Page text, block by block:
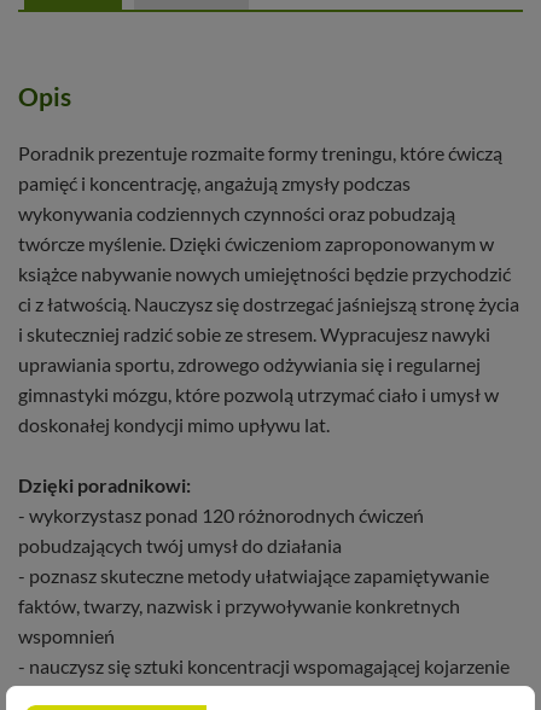
Opis
Poradnik prezentuje rozmaite formy treningu, które ćwiczą
pamięć i koncentrację, angażują zmysły podczas
wykonywania codziennych czynności oraz pobudzają
twórcze myślenie. Dzięki ćwiczeniom zaproponowanym w
książce nabywanie nowych umiejętności będzie przychodzić
ci z łatwością. Nauczysz się dostrzegać jaśniejszą stronę życia
i skuteczniej radzić sobie ze stresem. Wypracujesz nawyki
uprawiania sportu, zdrowego odżywiania się i regularnej
gimnastyki mózgu, które pozwolą utrzymać ciało i umysł w
doskonałej kondycji mimo upływu lat.
Dzięki poradnikowi:
- wykorzystasz ponad 120 różnorodnych ćwiczeń
pobudzających twój umysł do działania
- poznasz skuteczne metody ułatwiające zapamiętywanie
faktów, twarzy, nazwisk i przywoływanie konkretnych
wspomnień
- nauczysz się sztuki koncentracji wspomagającej kojarzenie